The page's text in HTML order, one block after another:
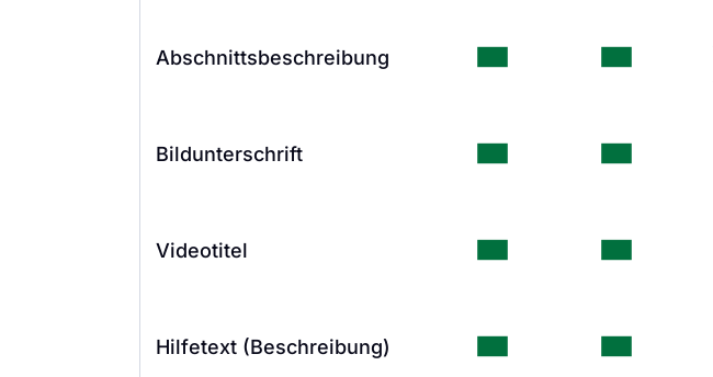
Abschnittsbeschreibung
Bildunterschrift
Videotitel
Hilfetext (Beschreibung)